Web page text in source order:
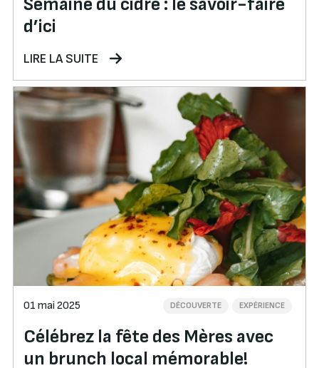
d’ici
LIRE LA SUITE
01 mai 2025 DÉCOUVERTE EXPÉRIENCE
Célébrez la fête des Mères avec
un brunch local mémorable!